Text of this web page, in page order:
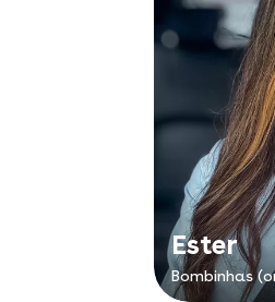
Ester
Bombinhas